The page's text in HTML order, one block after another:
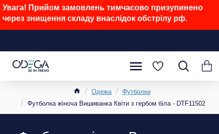
Увага! Прийом замовлень тимчасово призупинено
через знищення складу внаслідок обстрілу рф.
Одежа
Футболки
Футболка жіноча Вишиванка Квіти з гербом біла - DTF11502